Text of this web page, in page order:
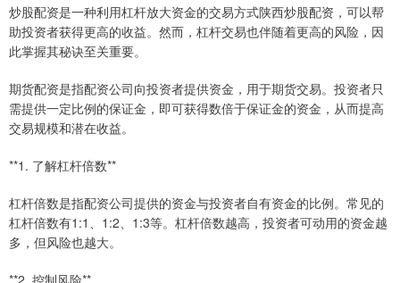
炒股配资是一种利用杠杆放大资金的交易方式陕西炒股配资，可以帮
助投资者获得更高的收益。然而，杠杆交易也伴随着更高的风险，因
此掌握其秘诀至关重要。
期货配资是指配资公司向投资者提供资金，用于期货交易。投资者只
需提供一定比例的保证金，即可获得数倍于保证金的资金，从而提高
交易规模和潜在收益。
**1. 了解杠杆倍数**
杠杆倍数是指配资公司提供的资金与投资者自有资金的比例。常见的
杠杆倍数有1:1、1:2、1:3等。杠杆倍数越高，投资者可动用的资金越
多，但风险也越大。
**2. 控制风险**